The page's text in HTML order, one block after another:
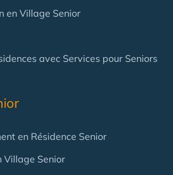
en Village Senior
avec Services pour Seniors
en Résidence Senior
Village Senior